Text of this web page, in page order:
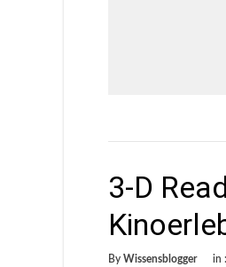
3-D
By Wissensblogger in :